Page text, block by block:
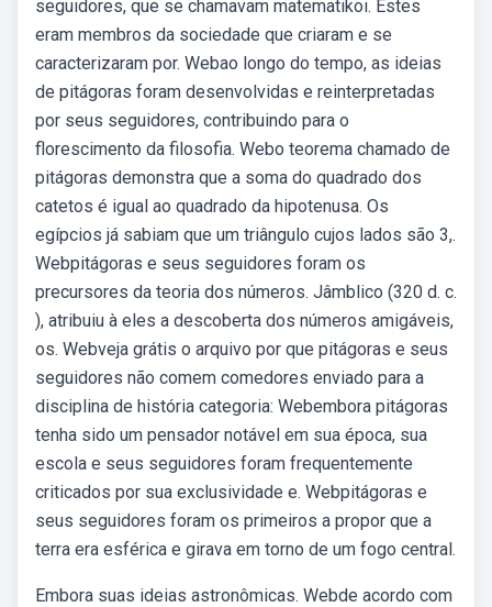
seguidores, que se chamavam matematikoi. Estes
eram membros da sociedade que criaram e se
caracterizaram por. Webao longo do tempo, as ideias
de pitágoras foram desenvolvidas e reinterpretadas
por seus seguidores, contribuindo para o
florescimento da filosofia. Webo teorema chamado de
pitágoras demonstra que a soma do quadrado dos
catetos é igual ao quadrado da hipotenusa. Os
egípcios já sabiam que um triângulo cujos lados são 3,.
Webpitágoras e seus seguidores foram os
precursores da teoria dos números. Jâmblico (320 d. c.
), atribuiu à eles a descoberta dos números amigáveis,
os. Webveja grátis o arquivo por que pitágoras e seus
seguidores não comem comedores enviado para a
disciplina de história categoria: Webembora pitágoras
tenha sido um pensador notável em sua época, sua
escola e seus seguidores foram frequentemente
criticados por sua exclusividade e. Webpitágoras e
seus seguidores foram os primeiros a propor que a
terra era esférica e girava em torno de um fogo central.
Embora suas ideias astronômicas. Webde acordo com